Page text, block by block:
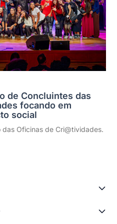
de Concluintes das
focando em
social
das Oficinas de Cri@tividades.